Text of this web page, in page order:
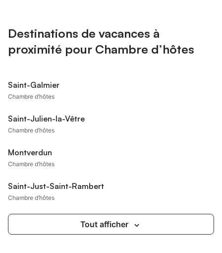
Destinations de vacances à
proximité pour Chambre d’hôtes
Saint-Galmier
Chambre d’hôtes
Saint-Julien-la-Vêtre
Chambre d’hôtes
Montverdun
Chambre d’hôtes
Saint-Just-Saint-Rambert
Chambre d’hôtes
Tout afficher